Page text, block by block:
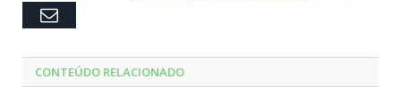
Email
CONTEÚDO RELACIONADO